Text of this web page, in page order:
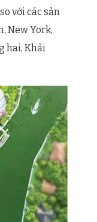
với các sản
New York,
hai, Khải